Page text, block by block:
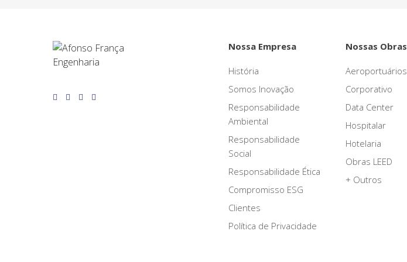
Nossa Empresa
História
Somos Inovação
Responsabilidade
Ambiental
Responsabilidade
Social
Responsabilidade Ética
Compromisso ESG
Clientes
Política de Privacidade
Nossas Obras
Aeroportuários
Corporativo
Data Center
Hospitalar
Hotelaria
Obras LEED
+ Outros